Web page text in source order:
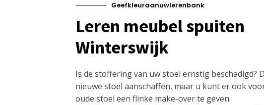
Geefkleuraanuwlerenbank
Leren meubel spuiten
Winterswijk
Is de stoffering van uw stoel ernstig beschadigd?
nieuwe stoel aanschaffen, maar u kunt er ook
oude stoel een flinke make-over te geven.